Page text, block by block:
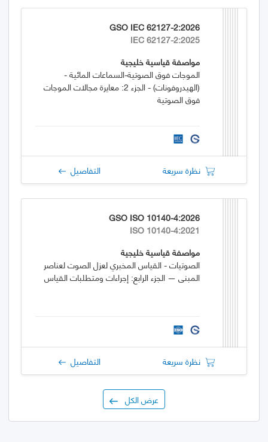
GSO IEC 62127-2:2026
IEC 62127-2:2025
مواصفة قياسية خليجية
الموجات فوق الصوتية-السماعات المائية -
(الهيدروفونات) - الجزء 2: معايرة مجالات الموجات
فوق الصوتية
نظرة سريعة التفاصيل
GSO ISO 10140-4:2026
ISO 10140-4:2021
مواصفة قياسية خليجية
الصوتيات - القياس المخبري لعزل الصوت لعناصر
المبنى — الجزء الرابع: إجراءات ومتطلبات القياس
نظرة سريعة التفاصيل
عرض الكل